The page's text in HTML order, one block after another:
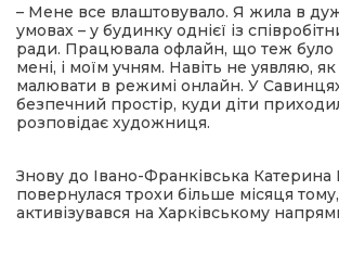
– Мене все влаштовувало. Я жила в
умовах – у будинку однієї із
ради. Працювала офлайн, що теж було
мені, і моїм учням. Навіть не уявляю,
малювати в режимі онлайн. У
безпечний простір, куди діти
розповідає художниця.
Знову до Івано-Франківська Катерина
повернулася трохи більше місяця
активізувався на Харківському